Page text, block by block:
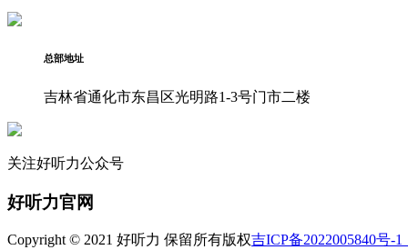
总部地址
吉林省通化市东昌区光明路1-3号门市二楼
关注好听力公众号
好听力官网
Copyright © 2021 好听力 保留所有版权吉ICP备2022005840号-1